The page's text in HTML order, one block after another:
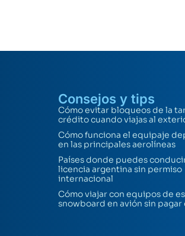
Consejos y tips
Cómo evitar bloqueos de la
crédito cuando viajas al
Cómo funciona el equipaje
en las principales aerolíneas
Países donde puedes
licencia argentina sin permiso
internacional
Cómo viajar con equipos de
snowboard en avión sin pagar